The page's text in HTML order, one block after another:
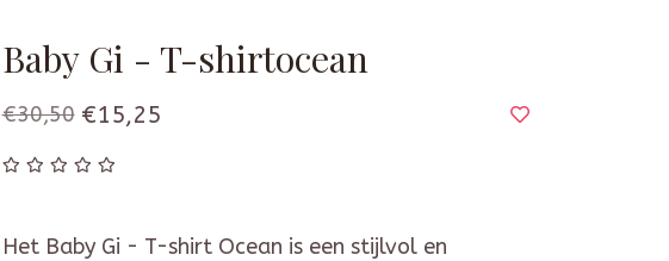
Baby Gi - T-shirtocean
€30,50 €15,25
Het Baby Gi - T-shirt Ocean is een stijlvol en